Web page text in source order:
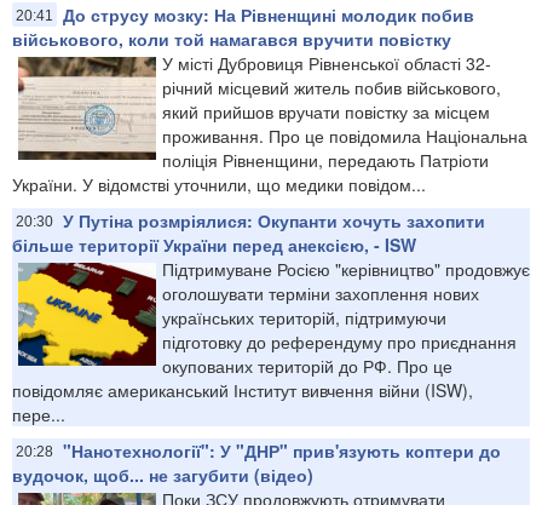
20:41
До струсу мозку: На Рівненщині молодик побив
військового, коли той намагався вручити повістку
У місті Дубровиця Рівненської області 32-
річний місцевий житель побив військового,
який прийшов вручати повістку за місцем
проживання. Про це повідомила Національна
поліція Рівненщини, передають Патріоти
України. У відомстві уточнили, що медики повідом...
20:30 У Путіна розмріялися: Окупанти хочуть захопити
більше території України перед анексією, - ISW
Підтримуване Росією "керівництво" продовжує
оголошувати терміни захоплення нових
українських територій, підтримуючи
підготовку до референдуму про приєднання
окупованих територій до РФ. Про це
повідомляє американський Інститут вивчення війни (ISW),
пере...
20:28 "Нанотехнології": У "ДНР" прив'язують коптери до
вудочок, щоб... не загубити (відео)
Поки ЗСУ продовжують отримувати